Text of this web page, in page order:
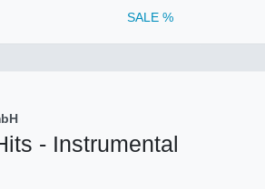
SALE %
- Instrumental